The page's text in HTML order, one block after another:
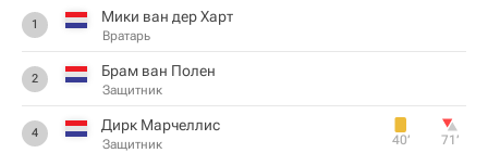
1 Мики ван дер Харт
Вратарь
2 Брам ван Полен
Защитник
4 Дирк Марчеллис
Защитник 40‎’‎ 71‎’‎